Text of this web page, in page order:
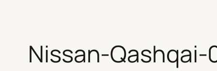
Nissan-Qashqai-